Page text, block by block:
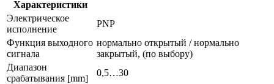
Характеристики
Электрическое
исполнение
PNP
Функция выходного
сигнала
нормально открытый / нормально
закрытый, (по выбору)
Диапазон
срабатывания [mm]
0,5…30